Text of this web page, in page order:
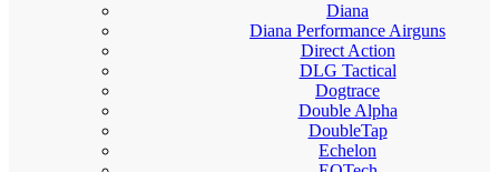
Diana
Diana Performance Airguns
Direct Action
DLG Tactical
Dogtrace
Double Alpha
DoubleTap
Echelon